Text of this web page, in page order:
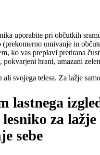
uporabite pri občutkih
(prekomerno umivanje in
ko vas preplavi pretirana
pokvarjeni hrani, umazani
ali svojega telesa. Za lažje
lastnega
za lažje
sebe